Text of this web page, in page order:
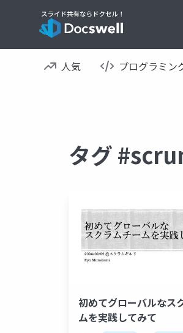
人気 プログラミン
タグ
初めてグローバルなス
ムを実践してみて